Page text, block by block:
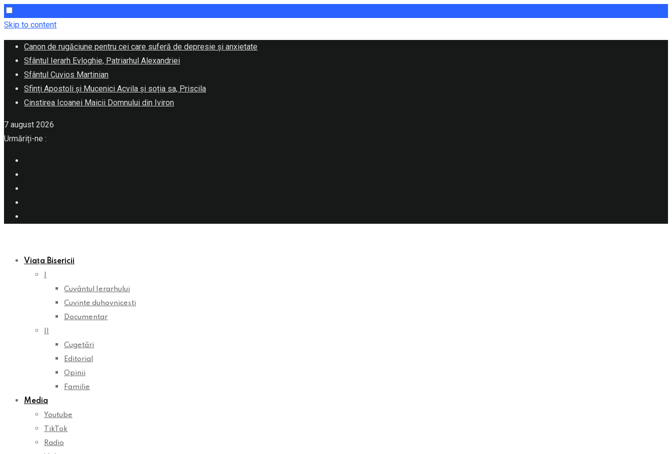
Skip to content
Canon de rugăciune pentru cei care suferă de depresie și anxietate
Sfântul Ierarh Evloghie, Patriarhul Alexandriei
Sfântul Cuvios Martinian
Sfinți Apostoli și Mucenici Acvila și soția sa, Priscila
Cinstirea Icoanei Maicii Domnului din Iviron
7 august 2026
Urmăriți-ne :
Viața Bisericii
Cuvântul Ierarhului
Cuvinte duhovnicești
Documentar
Cugetări
Editorial
Opinii
Familie
Media
Youtube
TikTok
Radio